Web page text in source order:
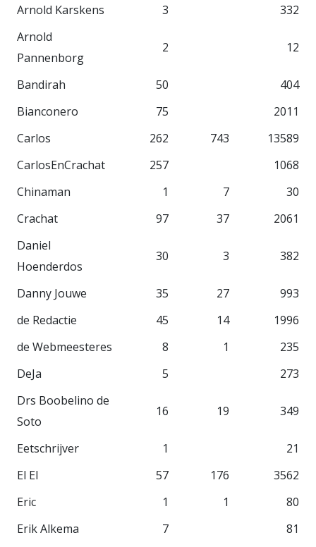
Arnold Karskens
3
332
Arnold
Pannenborg
2 12
Bandirah 50
404
Bianconero
75
2011
Carlos
262 743
13589
CarlosEnCrachat
257
1068
Chinaman
1 7
30
Crachat
97 37
2061
Daniel
Hoenderdos
30 3 382
Danny Jouwe 35 27
993
de Redactie
45 14
1996
de Webmeesteres
8 1
235
DeJa
5
273
Drs Boobelino de
Soto
16 19 349
Eetschrijver 1
21
El El
57 176
3562
Eric
1 1
80
Erik Alkema
7
81